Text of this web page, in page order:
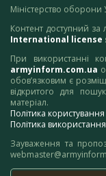
Міністерство оборони
Контент доступний за
International license
При використанні
armyinform.com.ua
обов’язковим є
відкритого для
матеріал.
Політика
Політика
Зауваження та